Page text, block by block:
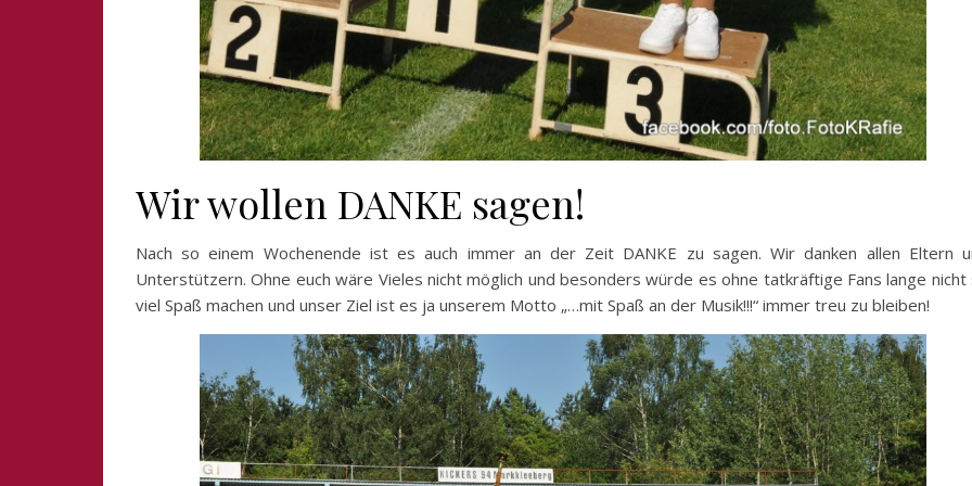
Wir wollen DANKE sagen!
Nach so einem Wochenende ist es auch immer an der Zeit DANKE zu sagen. Wir danken allen Eltern
Unterstützern. Ohne euch wäre Vieles nicht möglich und besonders würde es ohne tatkräftige Fans lange nicht
viel Spaß machen und unser Ziel ist es ja unserem Motto „…mit Spaß an der Musik!!!“ immer treu zu bleiben!